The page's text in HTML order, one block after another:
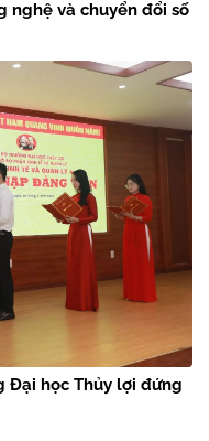
nghệ và chuyển đổi số
Đại học Thủy lợi đứng